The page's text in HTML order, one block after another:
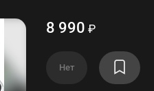
8 990 ₽
Нет